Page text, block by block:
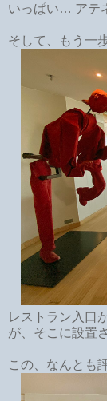
いっぱい… アテ
そして、もう一
レストラン入口
が、そこに設置
この、なんとも